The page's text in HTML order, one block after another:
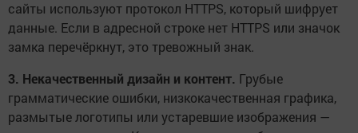
сайты используют протокол HTTPS, который шифрует
данные. Если в адресной строке нет HTTPS или значок
замка перечёркнут, это тревожный знак.
3. Некачественный дизайн и контент. Грубые
грамматические ошибки, низкокачественная графика,
размытые логотипы или устаревшие изображения —